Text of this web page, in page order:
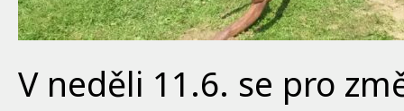
V neděli 11.6. se pro